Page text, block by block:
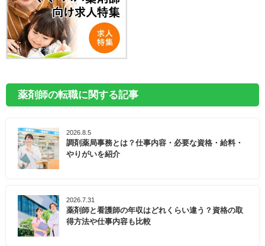
薬剤師の転職に関する記事
2026.8.5
調剤薬局事務とは？仕事内容・必要な資格・給料・
やりがいを紹介
2026.7.31
薬剤師と看護師の年収はどれくらい違う？資格の取
得方法や仕事内容も比較